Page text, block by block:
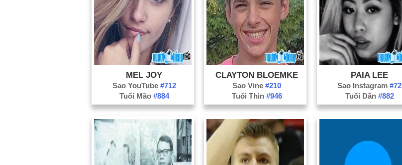
MEL JOY
Sao YouTube #712
Tuổi Mão #884
CLAYTON BLOEMKE
Sao Vine#210
Tuổi Thìn #946
PAIA LEE
Sao Instagram#72
Tuổi Dần #882